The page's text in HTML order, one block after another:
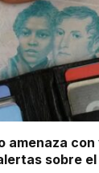
amenaza
sobre